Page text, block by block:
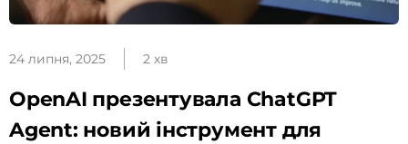
24 липня, 2025 2 хв
OpenAI презентувала ChatGPT
Agent: новий інструмент для